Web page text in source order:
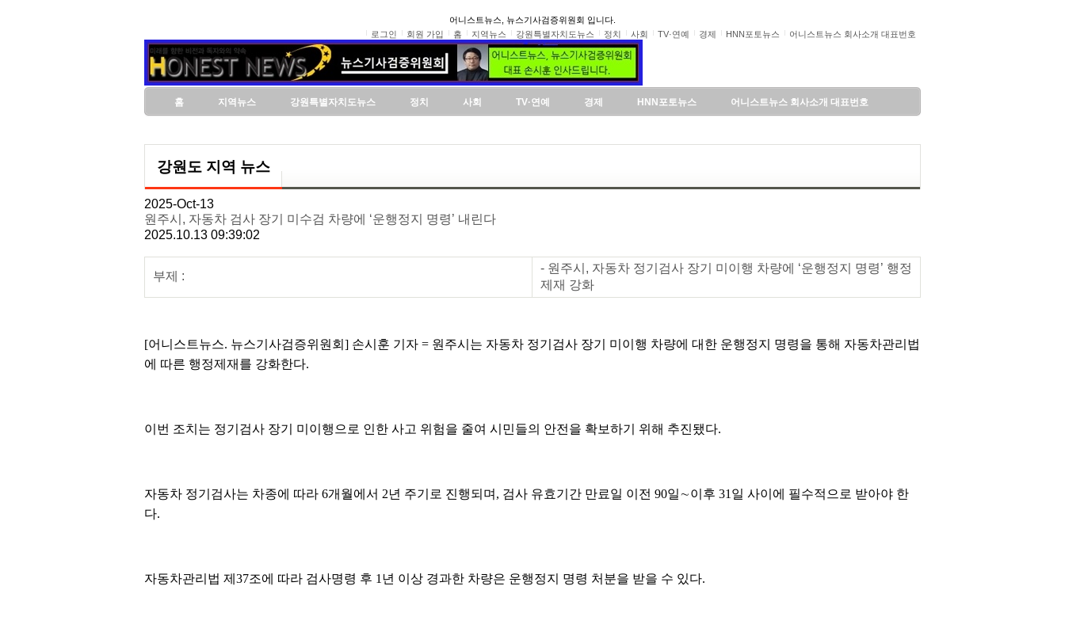
어니스트뉴스, 뉴스기사검증위원회 입니다.
로그인
회원 가입 홈 지역뉴스 강원특별자치도뉴스 정치 사회 TV·연예 경제 HNN포토뉴스 어니스트뉴스 회사소개 대표번호
홈 지역뉴스 강원특별자치도뉴스 정치 사회 TV·연예 경제 HNN포토뉴스 어니스트뉴스 회사소개 대표번호
강원도 지역 뉴스
2025-Oct-13
원주시, 자동차 검사 장기 미수검 차량에 ‘운행정지 명령’ 내린다
2025.10.13 09:39:02
부제 :
- 원주시, 자동차 정기검사 장기 미이행 차량에 ‘운행정지 명령’ 행정
제재 강화
[어니스트뉴스. 뉴스기사검증위원회] 손시훈 기자 = 원주시는 자동차 정기검사 장기 미이행 차량에 대한 운행정지 명령을 통해 자동차관리법
에 따른 행정제재를 강화한다.
이번 조치는 정기검사 장기 미이행으로 인한 사고 위험을 줄여 시민들의 안전을 확보하기 위해 추진됐다.
자동차 정기검사는 차종에 따라 6개월에서 2년 주기로 진행되며, 검사 유효기간 만료일 이전 90일∼이후 31일 사이에 필수적으로 받아야 한
다.
자동차관리법 제37조에 따라 검사명령 후 1년 이상 경과한 차량은 운행정지 명령 처분을 받을 수 있다.